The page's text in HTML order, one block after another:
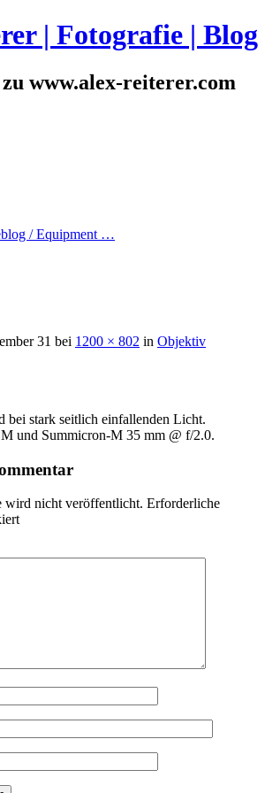
| Fotografie | Blog
www.alex-reiterer.com
/ Equipment …
31 bei 1200 × 802 in Objektiv
bei stark seitlich einfallenden Licht.
und Summicron-M 35 mm @ f/2.0.
wird nicht veröffentlicht. Erforderliche